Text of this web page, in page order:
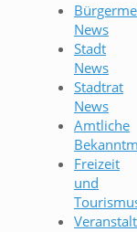
News
Stadt
News
Stadtrat
News
Amtliche
Freizeit
und